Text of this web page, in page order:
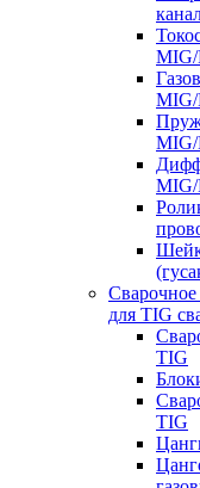
Сварочное
для TIG
TIG
TIG